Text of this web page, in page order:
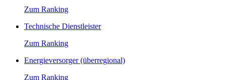
Zum Ranking
Technische Dienstleister
Zum Ranking
Energieversorger (überregional)
Zum Ranking